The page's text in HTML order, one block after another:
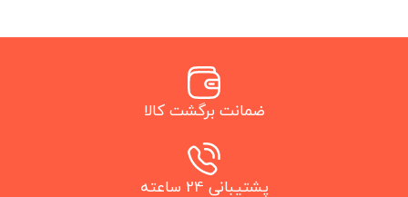
ضمانت برگشت کالا
پشتیبانی 24 ساعته